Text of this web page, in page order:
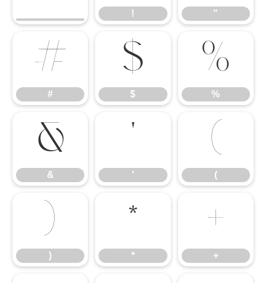
! "
#
#
$
$
%
%
&
&
'
'
(
(
)
)
*
*
+
+